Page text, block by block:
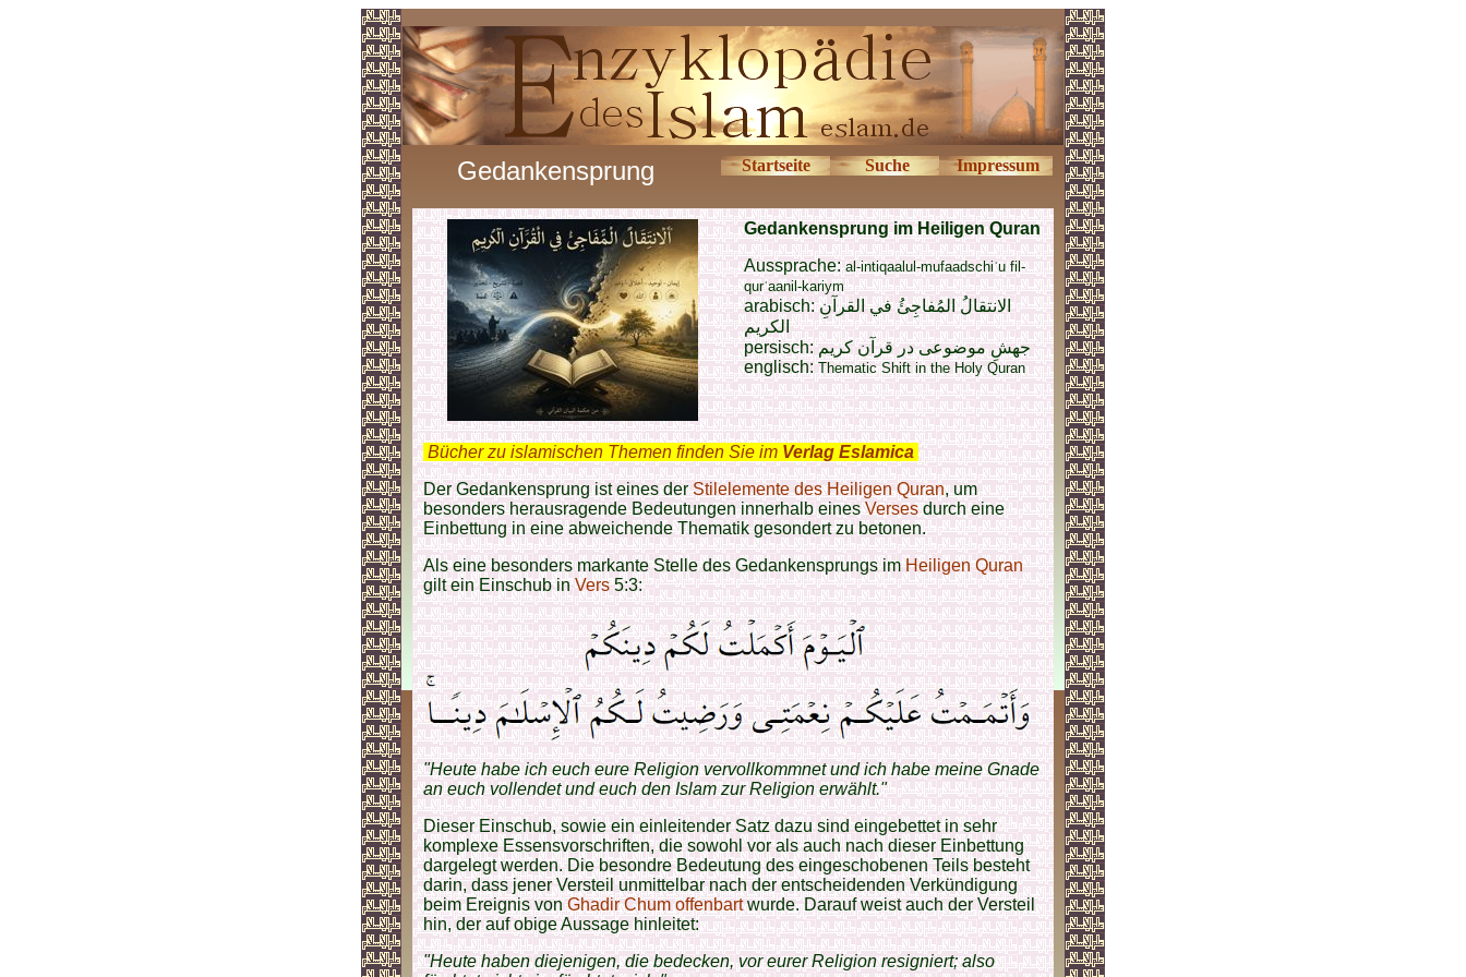
Gedankensprung Startseite Suche Impressum
Gedankensprung im Heiligen Quran
Aussprache:al-intiqaalul-mufaadschiʾu fil-
qurʾaanil-kariym
arabisch:الانتقالُ المُفاجِئُ في القرآنِ
الكريم
persisch:جهشِ موضوعی در قرآن کریم
englisch:Thematic Shift in the Holy Quran
Bücher zu islamischen Themen finden Sie im Verlag Eslamica
Der Gedankensprung ist eines derStilelemente des Heiligen Quran, um
besonders herausragende Bedeutungen innerhalb einesVersesdurch eine
Einbettung in eine abweichende Thematik gesondert zu betonen.
Als eine besonders markante Stelle des Gedankensprungs imHeiligen Quran
gilt ein Einschub inVers5:3:
"Heute habe ich euch eure Religion vervollkommnet und ich habe meine Gnade
an euch vollendet und euch den Islam zur Religion erwählt."
Dieser Einschub, sowie ein einleitender Satz dazu sind eingebettet in sehr
komplexe Essensvorschriften, die sowohl vor als auch nach dieser Einbettung
dargelegt werden. Die besondre Bedeutung des eingeschobenen Teils besteht
darin, dass jener Versteil unmittelbar nach der entscheidenden Verkündigung
beim Ereignis vonGhadir Chum offenbartwurde. Darauf weist auch der Versteil
hin, der auf obige Aussage hinleitet:
"Heute haben diejenigen, die bedecken, vor eurer Religion resigniert; also